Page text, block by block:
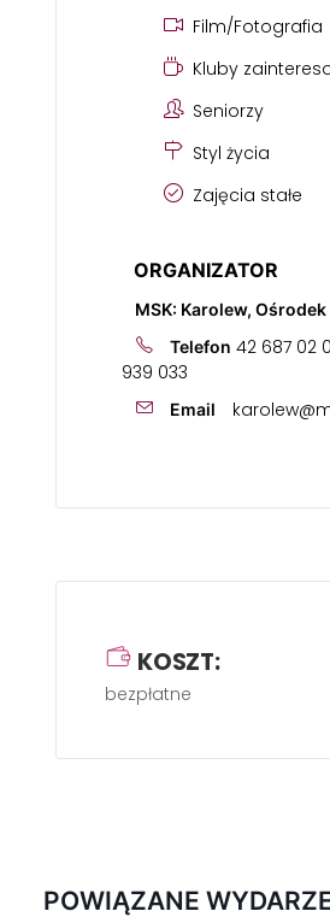
Film/Fotografia
Kluby
Seniorzy
Styl życia
Zajęcia stałe
ORGANIZATOR
MSK: Karolew,
Telefon 42 687 02
939 033
Email
KOSZT:
bezpłatne
POWIĄZANE